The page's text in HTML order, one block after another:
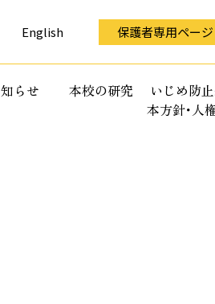
English 保護者専用ページ
らせ 本校の研究
いじめ防
本方針･人